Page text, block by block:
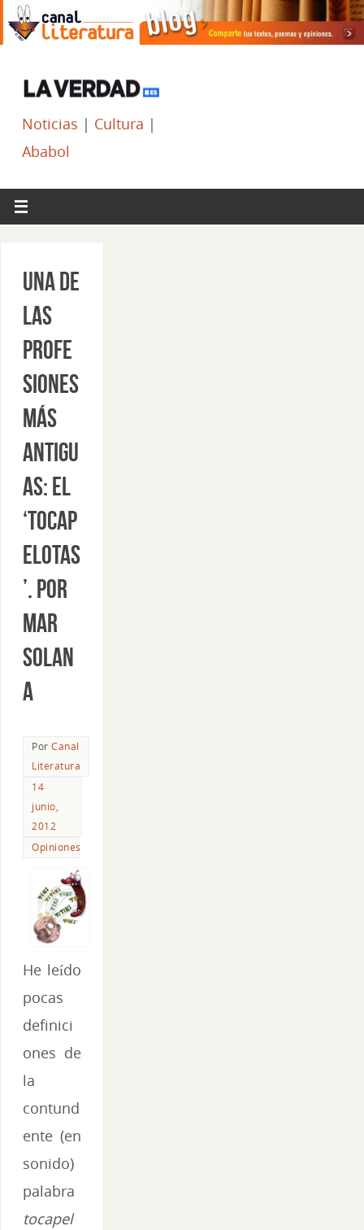
Noticias | Cultura |
Ababol
Una de
las
profe
siones
más
antigu
as: el
‘tocap
elotas
’. Por
Mar
Solan
a
Por Canal
Literatura
14
junio,
2012
Opiniones
He leído
pocas
definici
ones de
la
contund
ente (en
sonido)
palabra
tocapel